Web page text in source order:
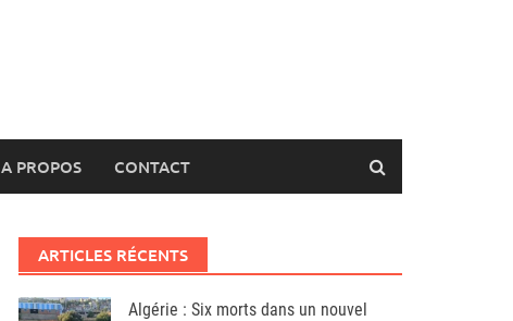
A PROPOS CONTACT
ARTICLES RÉCENTS
Algérie : Six morts dans un nouvel